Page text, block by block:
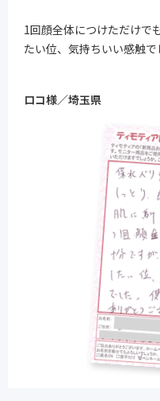
1回顔全体につけただけで
たい位、気持ちいい感触で
ロコ様／埼玉県